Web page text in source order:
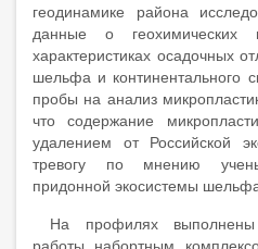
геодинамике района
данные о геохимических и
характеристиках осадочных
шельфа и континентального
пробы на анализ
что содержание
удалением от Российской
тревогу по мнению
придонной экосистемы
На профилях выполнены